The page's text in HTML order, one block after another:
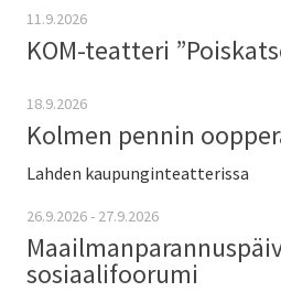
11.9.2026
KOM-teatteri
18.9.2026
Kolmen pennin
Lahden kaupunginteatterissa
26.9.2026 - 27.9.2026
sosiaalifoorumi